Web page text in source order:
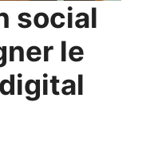
social
le